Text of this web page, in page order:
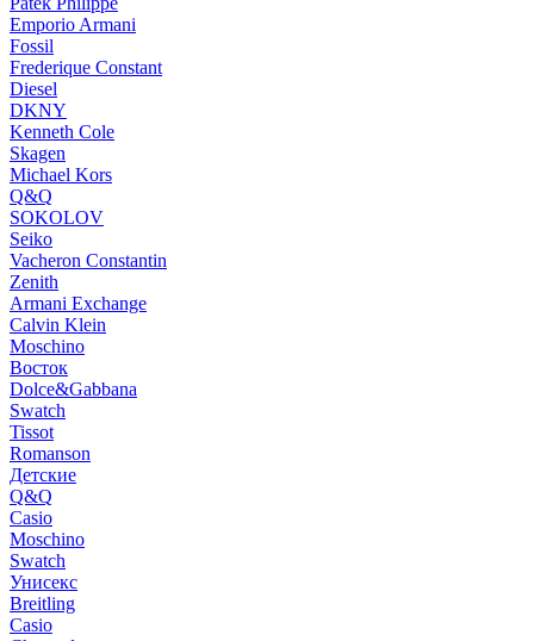
Emporio Armani
Fossil
Frederique Constant
Diesel
DKNY
Kenneth Cole
Skagen
Michael Kors
Q&Q
SOKOLOV
Seiko
Vacheron Constantin
Zenith
Armani Exchange
Calvin Klein
Moschino
Восток
Dolce&Gabbana
Swatch
Tissot
Romanson
Детские
Q&Q
Casio
Moschino
Swatch
Унисекс
Breitling
Casio